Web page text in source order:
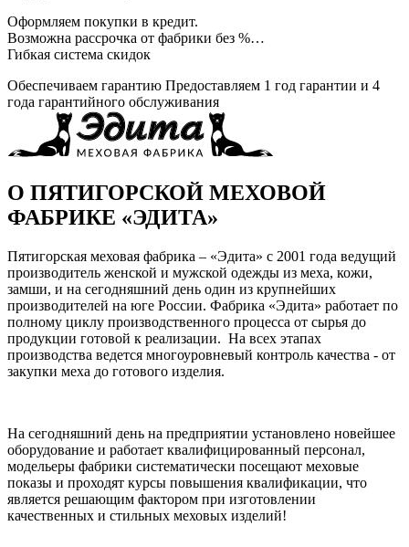
Оформляем покупки в кредит.
Возможна рассрочка от фабрики без %…
Гибкая система скидок
Обеспечиваем гарантию Предоставляем 1 год гарантии и 4
года гарантийного обслуживания
О ПЯТИГОРСКОЙ МЕХОВОЙ
ФАБРИКЕ «ЭДИТА»
Пятигорская меховая фабрика – «Эдита» с 2001 года ведущий
производитель женской и мужской одежды из меха, кожи,
замши, и на сегодняшний день один из крупнейших
производителей на юге России. Фабрика «Эдита» работает по
полному циклу производственного процесса от сырья до
продукции готовой к реализации. На всех этапах
производства ведется многоуровневый контроль качества - от
закупки меха до готового изделия.
На сегодняшний день на предприятии установлено новейшее
оборудование и работает квалифицированный персонал,
модельеры фабрики систематически посещают меховые
показы и проходят курсы повышения квалификации, что
является решающим фактором при изготовлении
качественных и стильных меховых изделий!